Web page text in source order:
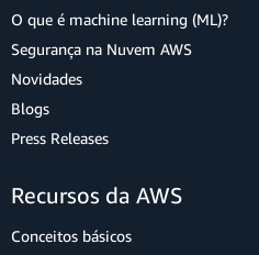
O que é machine learning (ML)?
Segurança na Nuvem AWS
Novidades
Blogs
Press Releases
Recursos da AWS
Conceitos básicos